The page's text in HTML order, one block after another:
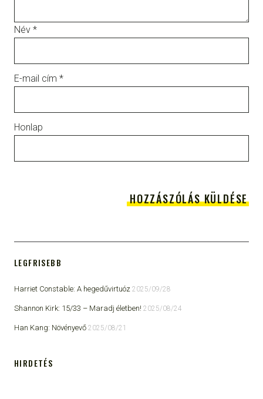
Név *
E-mail cím *
Honlap
LEGFRISEBB
Harriet Constable: A hegedűvirtuóz 2025/09/28
Shannon Kirk: 15/33 ​– Maradj életben! 2025/08/24
Han Kang: Növényevő 2025/08/21
HIRDETÉS